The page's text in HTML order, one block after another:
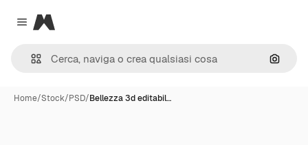
Close menu
Magnific
Cerca
Home/Stock/PSD/Bellezza 3d editabil…